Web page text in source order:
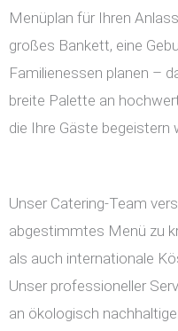
Menüplan für Ihren
großes Bankett, eine
Familienessen planen –
breite Palette an
die Ihre Gäste begeistern
Unser Catering-Team
abgestimmtes Menü zu
als auch internationale
Unser professioneller
an ökologisch